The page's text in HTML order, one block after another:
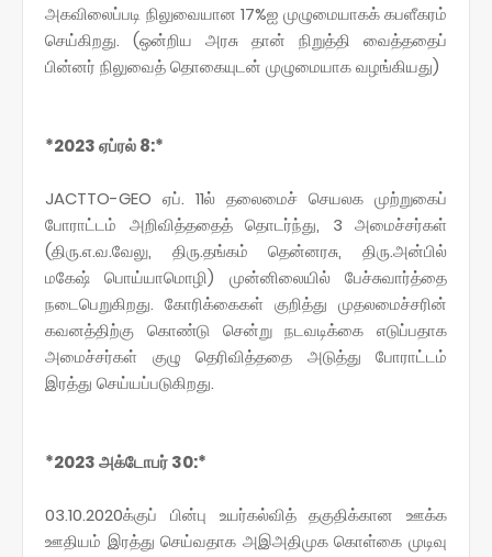
அகவிலைப்படி நிலுவையான 17%ஐ முழுமையாகக் கபளீகரம்
செய்கிறது. (ஒன்றிய அரசு தான் நிறுத்தி வைத்ததைப்
பின்னர் நிலுவைத் தொகையுடன் முழுமையாக வழங்கியது)
*2023 ஏப்ரல் 8:*
JACTTO-GEO ஏப். 11ல் தலைமைச் செயலக முற்றுகைப்
போராட்டம் அறிவித்ததைத் தொடர்ந்து, 3 அமைச்சர்கள்
(திரு.எ.வ.வேலு, திரு.தங்கம் தென்னரசு, திரு.அன்பில்
மகேஷ் பொய்யாமொழி) முன்னிலையில் பேச்சுவார்த்தை
நடைபெறுகிறது. கோரிக்கைகள் குறித்து முதலமைச்சரின்
கவனத்திற்கு கொண்டு சென்று நடவடிக்கை எடுப்பதாக
அமைச்சர்கள் குழு தெரிவித்ததை அடுத்து போராட்டம்
இரத்து செய்யப்படுகிறது.
*2023 அக்டோபர் 30:*
03.10.2020க்குப் பின்பு உயர்கல்வித் தகுதிக்கான ஊக்க
ஊதியம் இரத்து செய்வதாக அஇஅதிமுக கொள்கை முடிவு